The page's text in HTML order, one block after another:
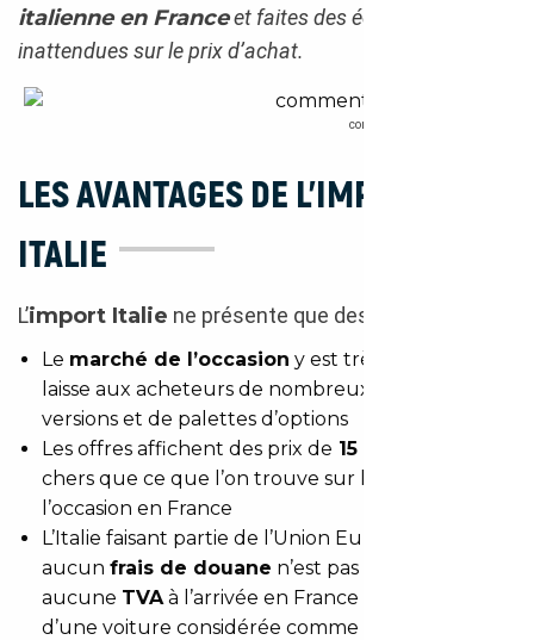
italienne en Franceet faites des économies
inattendues sur le prix d’achat.
comment importer une voiture
LES AVANTAGES DE L’IMPORT
ITALIE
L’import Italie ne présente que des avantages :
Le marché de l’occasion y est très fourni, ce qui
laisse aux acheteurs de nombreux choix de
versions et de palettes d’options
Les offres affichent des prix de 15 à 20 %
chers que ce que l’on trouve sur le marché de
l’occasion en France
L’Italie faisant partie de l’Union Européenne,
aucun frais de douane n’est pas à prévoir, ni
aucune TVAà l’arrivée en France (sauf s’il s’agit
d’une voiture considérée comme neuve, qui a